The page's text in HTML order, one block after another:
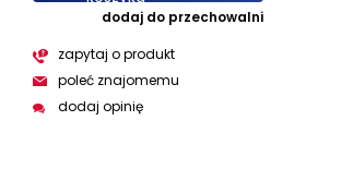
dodaj do przechowalni
zapytaj o produkt
poleć znajomemu
dodaj opinię